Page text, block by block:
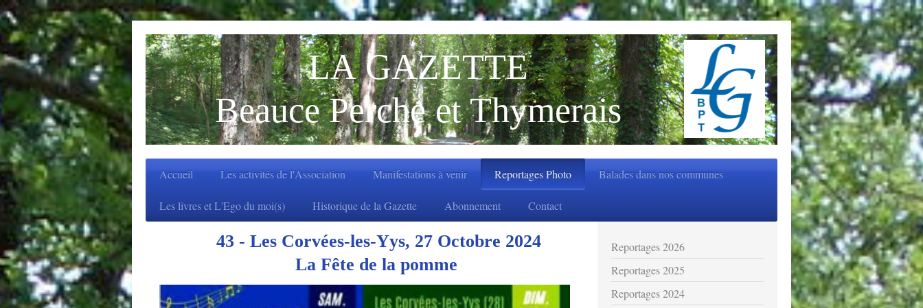
LA GAZETTE
Beauce Perche et Thymerais
Accueil Les activités de l'Association Manifestations à venir Reportages Photo Balades dans nos communes
Les livres et L'Ego du moi(s) Historique de la Gazette Abonnement Contact
43 - Les Corvées-les-Yys, 27 Octobre 2024
La Fête de la pomme
Reportages 2026
Reportages 2025
Reportages 2024